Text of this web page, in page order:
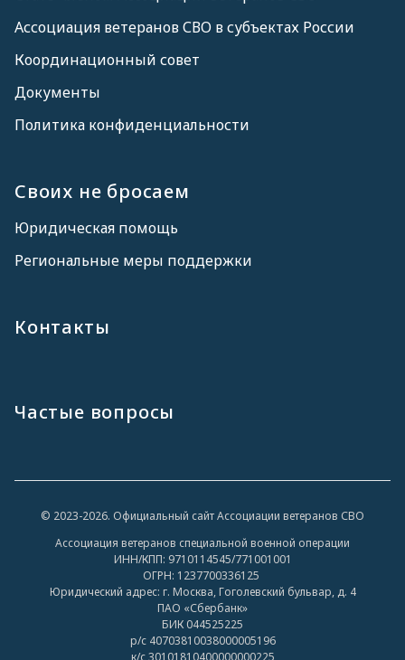
Ассоциация ветеранов СВО в субъектах России
Координационный совет
Документы
Политика конфиденциальности
Своих не бросаем
Юридическая помощь
Региональные меры поддержки
Контакты
Частые вопросы
© 2023-2026. Официальный сайт Ассоциации ветеранов СВО
Ассоциация ветеранов специальной военной операции
ИНН/КПП: 9710114545/771001001
ОГРН: 1237700336125
Юридический адрес: г. Москва, Гоголевский бульвар, д. 4
ПАО «Сбербанк»
БИК 044525225
р/с 40703810038000005196